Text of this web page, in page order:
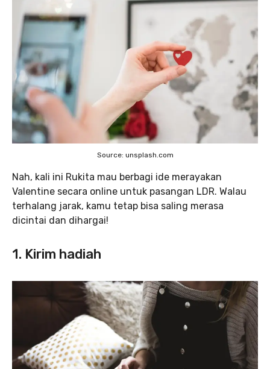
Source: unsplash.com
Nah, kali ini Rukita mau berbagi ide merayakan
Valentine secara online untuk pasangan LDR. Walau
terhalang jarak, kamu tetap bisa saling merasa
dicintai dan dihargai!
1. Kirim hadiah